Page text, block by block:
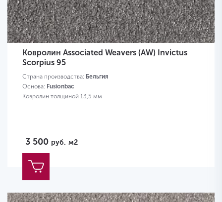
Ковролин Associated Weavers (AW) Invictus
Scorpius 95
Страна производства: Бельгия
Основа: Fusionbac
Ковролин толщиной 13,5 мм
3 500 руб. м2